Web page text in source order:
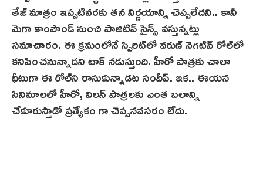
తేజ్ మాత్రం ఇప్పటివరకు తన నిర్ణయాన్ని చెప్పలేదని.. కానీ
మెగా కాంపౌండ్ నుంచి పాజిటివ్ సైన్స్ వస్తున్నట్లు
సమాచారం. ఈ క్ర‌మంలోనే స్పిరిట్‌లో వరుణ్ నెగటివ్ రోల్‌లో
కనిపించనున్నాడని టాక్‌ నడుస్తుంది. హీరో పాత్రకు చాలా
ధీటుగా ఈ రోల్‌ని రాసుకున్నాడట సందీప్. ఇక.. ఈయన
సినిమాల‌లో హీరో, విలన్ పాత్రలకు ఎంత బలాన్ని
చేకూరుస్తాడో ప్రత్యేకం గా చెప్పన‌వసరం లేదు.